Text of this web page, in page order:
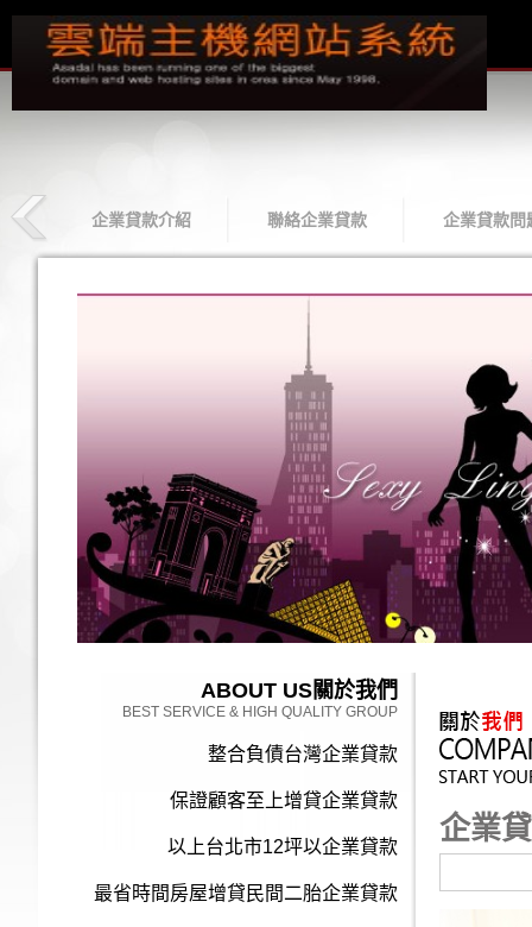
企業貸款介紹 聯絡企業貸款 企業貸款問
ABOUT US關於我們
BEST SERVICE & HIGH QUALITY GROUP
整合負債台灣企業貸款
保證顧客至上增貸企業貸款
以上台北市12坪以企業貸款
最省時間房屋增貸民間二胎企業貸款
企業